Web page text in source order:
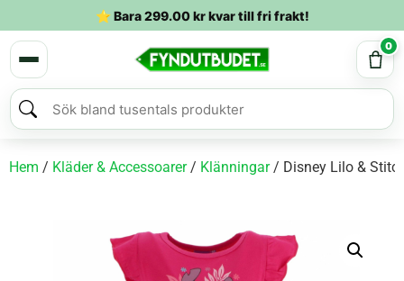
⭐ Bara299.00krkvar till fri frakt!
0
Hem / Kläder & Accessoarer/ Klänningar/ Disney Lilo &